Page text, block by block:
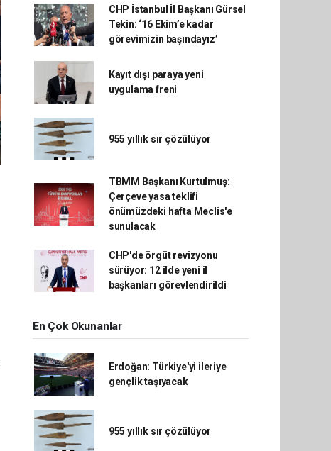
CHP İstanbul İl Başkanı Gürsel
Tekin: ‘16 Ekim’e kadar
görevimizin başındayız’
Kayıt dışı paraya yeni
uygulama freni
955 yıllık sır çözülüyor
TBMM Başkanı Kurtulmuş:
Çerçeve yasa teklifi
önümüzdeki hafta Meclis'e
sunulacak
CHP'de örgüt revizyonu
sürüyor: 12 ilde yeni il
başkanları görevlendirildi
En Çok Okunanlar
Erdoğan: Türkiye'yi ileriye
gençlik taşıyacak
955 yıllık sır çözülüyor